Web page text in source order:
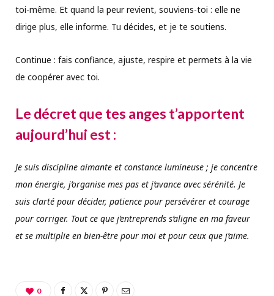
toi-même. Et quand la peur revient, souviens-toi : elle ne
dirige plus, elle informe. Tu décides, et je te soutiens.
Continue : fais confiance, ajuste, respire et permets à la vie
de coopérer avec toi.
Le décret que tes anges t’apportent
aujourd’hui est :
Je suis discipline aimante et constance lumineuse ; je concentre
mon énergie, j’organise mes pas et j’avance avec sérénité. Je
suis clarté pour décider, patience pour persévérer et courage
pour corriger. Tout ce que j’entreprends s’aligne en ma faveur
et se multiplie en bien-être pour moi et pour ceux que j’aime.
0